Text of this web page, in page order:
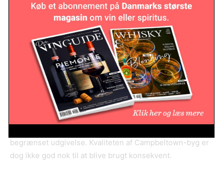
Springbank er som nævnt selvforsynende fra maltning til
tapning, men de er dog nødt til at få lidt hjælp udefra.
Deres byg bliver dyrket i det nordøstlige Skotland –
begrænset udgivelse. Kvaliteten af Campbeltown-byg er
dog ikke god nok til at blive brugt konsekvent.